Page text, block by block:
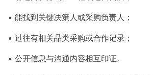
• 能找到关键决策人或采购负责人；
• 过往有相关品类采购或合作记录；
• 公开信息与沟通内容相互印证。